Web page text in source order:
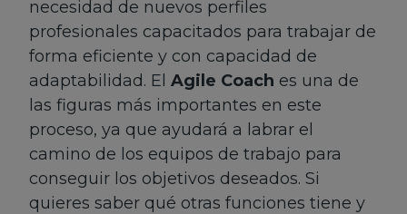
necesidad de nuevos perfiles
profesionales capacitados para trabajar de
forma eficiente y con capacidad de
adaptabilidad. El Agile Coach es una de
las figuras más importantes en este
proceso, ya que ayudará a labrar el
camino de los equipos de trabajo para
conseguir los objetivos deseados. Si
quieres saber qué otras funciones tiene y